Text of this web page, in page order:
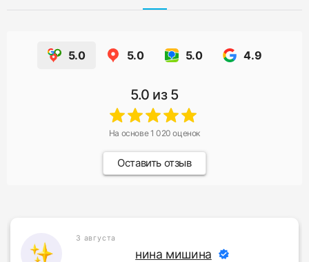
5.0 5.0 5.0 4.9
5.0 из 5
На основе1 020 оценок
Оставить отзыв
29 июля
Екатерина В.